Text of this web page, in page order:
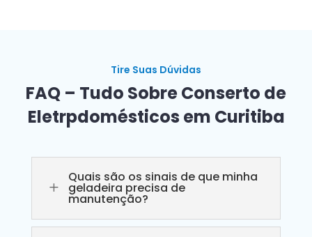
Tire Suas Dúvidas
FAQ – Tudo Sobre Conserto de
Eletrpdomésticos em Curitiba
L
Quais são os sinais de que minha
geladeira precisa de
manutenção?